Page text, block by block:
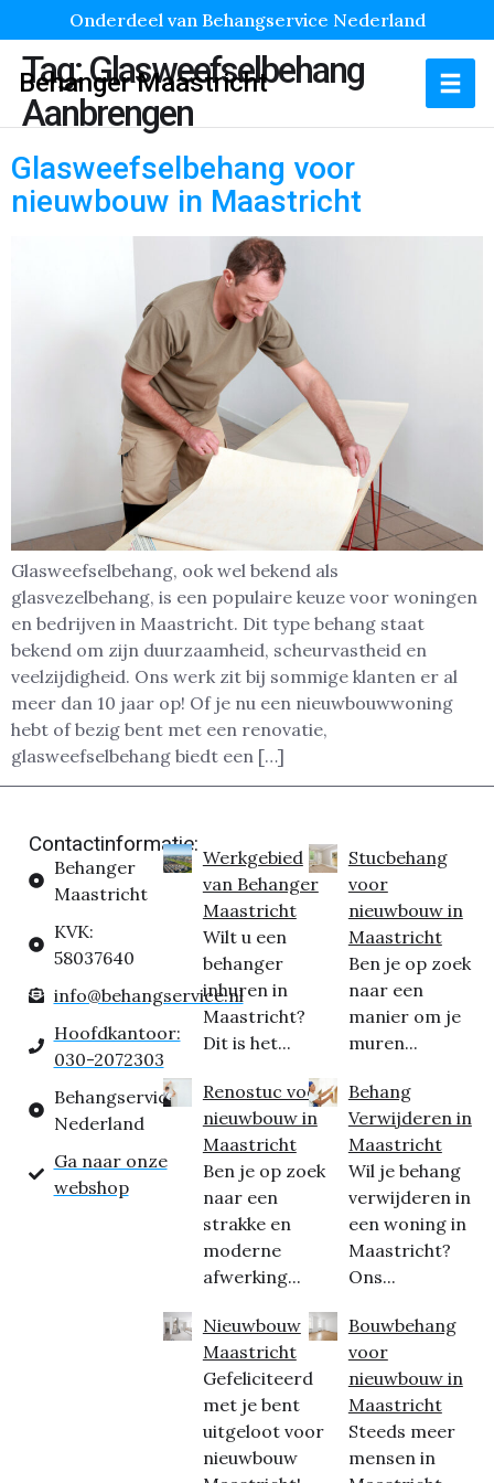
Onderdeel van Behangservice Nederland
Behanger Maastricht
Tag:Glasweefselbehang
Aanbrengen
Glasweefselbehang voor
nieuwbouw in Maastricht
Glasweefselbehang, ook wel bekend als
glasvezelbehang, is een populaire keuze voor woningen
en bedrijven in Maastricht. Dit type behang staat
bekend om zijn duurzaamheid, scheurvastheid en
veelzijdigheid. Ons werk zit bij sommige klanten er al
meer dan 10 jaar op! Of je nu een nieuwbouwwoning
hebt of bezig bent met een renovatie,
glasweefselbehang biedt een […]
Contactinformatie:
Behanger
Maastricht
KVK:
58037640
info@behangservice.nl
Hoofdkantoor:
030-2072303
Behangservice
Nederland
Ga naar onze
webshop
Werkgebied
van Behanger
Maastricht
Wilt u een
behanger
inhuren in
Maastricht?
Dit is het...
Renostuc voor
nieuwbouw in
Maastricht
Ben je op zoek
naar een
strakke en
moderne
afwerking...
Nieuwbouw
Maastricht
Gefeliciteerd
met je bent
uitgeloot voor
nieuwbouw
Stucbehang
voor
nieuwbouw in
Maastricht
Ben je op zoek
naar een
manier om je
muren...
Behang
Verwijderen in
Maastricht
Wil je behang
verwijderen in
een woning in
Maastricht?
Ons...
Bouwbehang
voor
nieuwbouw in
Maastricht
Steeds meer
mensen in